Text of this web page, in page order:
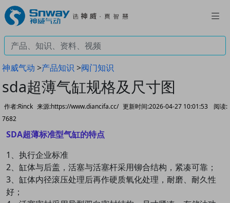
神威气动 >产品知识 >阀门知识
sda超薄气缸规格及尺寸图
作者:Rinck 来源:https://www.diancifa.cc/ 更新时间:2026-04-27 10:01:53
阅读:
7682
SDA超薄标准型气缸的特点
1、执行企业标准
2、缸体与后盖，活塞与活塞杆采用铆合结构，紧凑可靠；
3、缸体内径滚压处理后再作硬质氧化处理，耐磨、耐久性
好；